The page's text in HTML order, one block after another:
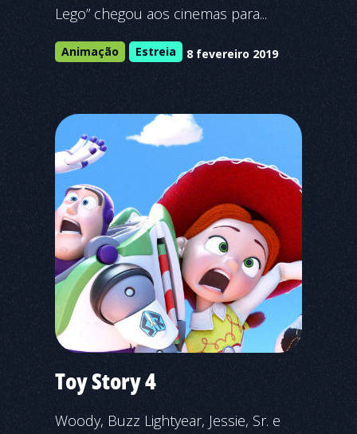
Lego” chegou aos cinemas para...
Animação Estreia 8 fevereiro 2019
Toy Story 4
Woody, Buzz Lightyear, Jessie, Sr. e